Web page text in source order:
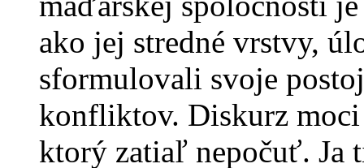
ako jej stredné vrstvy,
sformulovali svoje
konfliktov. Diskurz
ktorý zatiaľ nepočuť. Ja